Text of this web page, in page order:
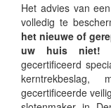
Het advies van
volledig te
het nieuwe of
uw huis niet!
gecertificeerd
gecertificeerde